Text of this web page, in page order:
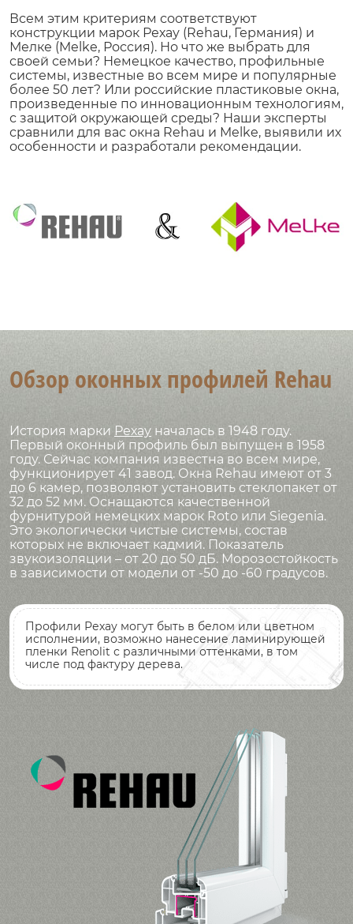
Всем этим критериям соответствуют
конструкции марок Рехау (Rehau, Германия) и
Мелке (Melke, Россия). Но что же выбрать для
своей семьи? Немецкое качество, профильные
системы, известные во всем мире и популярные
более 50 лет? Или российские пластиковые окна,
произведенные по инновационным технологиям,
с защитой окружающей среды? Наши эксперты
сравнили для вас окна Rehau и Melke, выявили их
особенности и разработали рекомендации.
Обзор оконных профилей Rehau
История марки Рехау началась в 1948 году.
Первый оконный профиль был выпущен в 1958
году. Сейчас компания известна во всем мире,
функционирует 41 завод. Окна Rehau имеют от 3
до 6 камер, позволяют установить стеклопакет от
32 до 52 мм. Оснащаются качественной
фурнитурой немецких марок Roto или Siegenia.
Это экологически чистые системы, состав
которых не включает кадмий. Показатель
звукоизоляции – от 20 до 50 дБ. Морозостойкость
в зависимости от модели от -50 до -60 градусов.
Профили Рехау могут быть в белом или цветном
исполнении, возможно нанесение ламинирующей
пленки Renolit с различными оттенками, в том
числе под фактуру дерева.